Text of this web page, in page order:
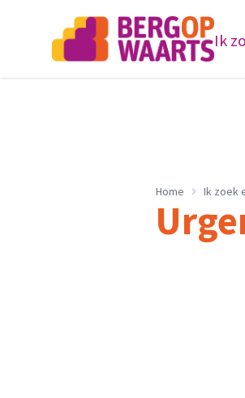
Ik
Home Ik zoek